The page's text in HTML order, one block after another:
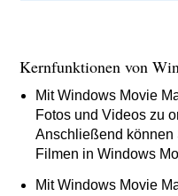
Kernfunktionen von
Mit Windows Movie
Fotos und Videos zu
Anschließend können
Filmen in Windows
Mit Windows Movie